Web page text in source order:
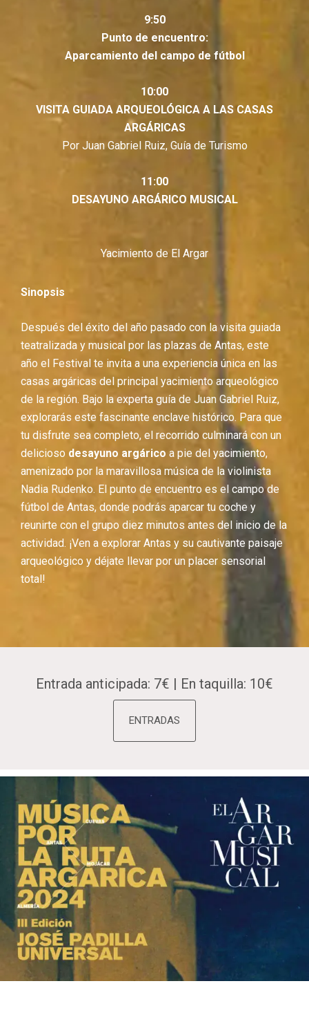
9:50
Punto de encuentro:
Aparcamiento del campo de fútbol
10:00
VISITA GUIADA ARQUEOLÓGICA A LAS CASAS
ARGÁRICAS
Por Juan Gabriel Ruiz, Guía de Turismo
11:00
DESAYUNO ARGÁRICO MUSICAL
Yacimiento de El Argar
Sinopsis
Después del éxito del año pasado con la visita guiada
teatralizada y musical por las plazas de Antas, este
año el Festival te invita a una experiencia única en las
casas argáricas del principal yacimiento arqueológico
de la región. Bajo la experta guía de Juan Gabriel Ruiz,
explorarás este fascinante enclave histórico. Para que
tu disfrute sea completo, el recorrido culminará con un
delicioso desayuno argárico a pie del yacimiento,
amenizado por la maravillosa música de la violinista
Nadia Rudenko. El punto de encuentro es el campo de
fútbol de Antas, donde podrás aparcar tu coche y
reunirte con el grupo diez minutos antes del inicio de la
actividad. ¡Ven a explorar Antas y su cautivante paisaje
arqueológico y déjate llevar por un placer sensorial
total!
Entrada anticipada: 7€ | En taquilla: 10€
ENTRADAS